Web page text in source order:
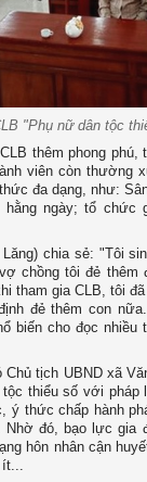
"Phụ nữ dân tộc
thêm phong
viên còn thường
đa dạng, như:
ngày; tổ chức
Lăng) chia sẻ: "Tôi
chồng tôi đẻ thêm
tham gia CLB, tôi
đẻ thêm con
biến cho đọc nhiều
Chủ tịch UBND xã
thiểu số với pháp
ý thức chấp hành
Nhờ đó, bạo lực gia
hôn nhân cận